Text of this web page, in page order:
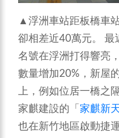
▲浮洲車站距板橋車
卻相差近40萬元。 最
名號在浮洲打得響亮
數量增加20%，新屋
上，例如位居一橋之
家麒建設的「 家麒新
也在新竹地區啟動捷